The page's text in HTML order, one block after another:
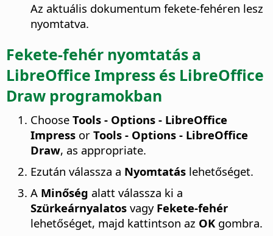
Az aktuális dokumentum fekete-fehéren lesz
nyomtatva.
Fekete-fehér nyomtatás a
LibreOffice Impress és LibreOffice
Draw programokban
Choose Tools - Options - LibreOffice
Impress or Tools - Options - LibreOffice
Draw, as appropriate.
Ezután válassza a Nyomtatás lehetőséget.
A Minőség alatt válassza ki a
Szürkeárnyalatos vagy Fekete-fehér
lehetőséget, majd kattintson az OK gombra.